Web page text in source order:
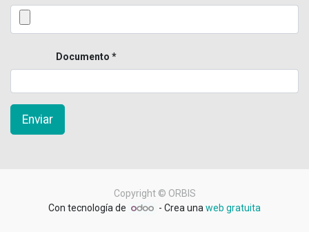
Documento
Enviar
Copyright © ORBIS
Con tecnología de
- Crea una web gratuita